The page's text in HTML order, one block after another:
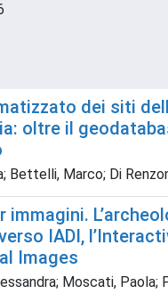
dei siti
oltre il
Bettelli, Marco; Di
immagini.
IADI,
Images
Moscati, Paola;